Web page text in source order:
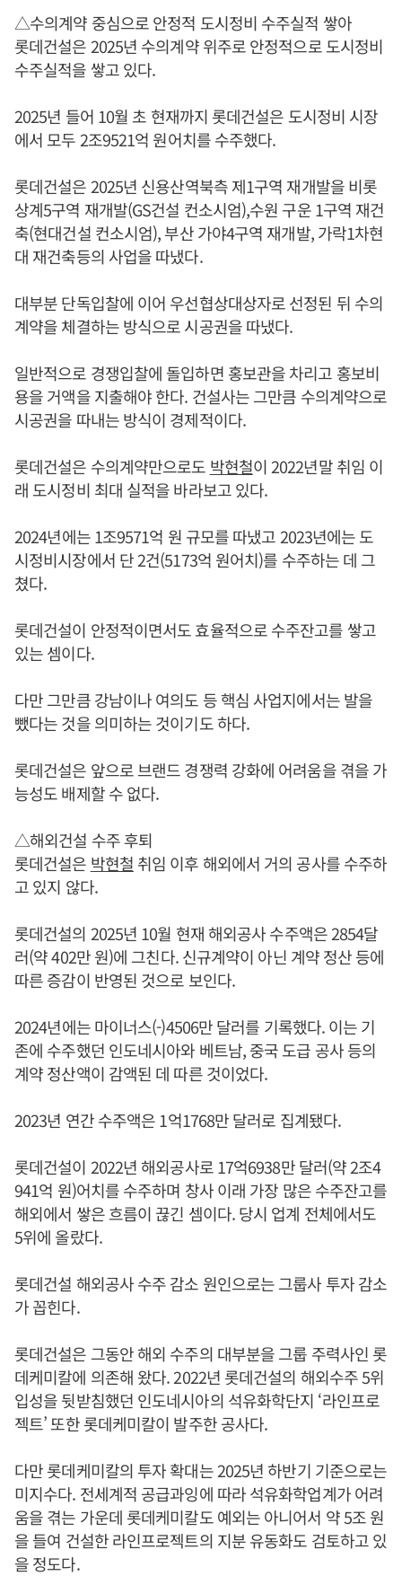
△수의계약 중심으로 안정적 도시정비 수주실적 쌓아
롯데건설은 2025년 수의계약 위주로 안정적으로 도시정비
수주실적을 쌓고 있다.
2025년 들어 10월 초 현재까지 롯데건설은 도시정비 시장
에서 모두 2조9521억 원어치를 수주했다.
롯데건설은 2025년 신용산역북측 제1구역 재개발을 비롯
상계5구역 재개발(GS건설 컨소시엄),수원 구운 1구역 재건
축(현대건설 컨소시엄), 부산 가야4구역 재개발, 가락1차현
대 재건축등의 사업을 따냈다.
대부분 단독입찰에 이어 우선협상대상자로 선정된 뒤 수의
계약을 체결하는 방식으로 시공권을 따냈다.
일반적으로 경쟁입찰에 돌입하면 홍보관을 차리고 홍보비
용을 거액을 지출해야 한다. 건설사는 그만큼 수의계약으로
시공권을 따내는 방식이 경제적이다.
롯데건설은 수의계약만으로도 박현철이 2022년말 취임 이
래 도시정비 최대 실적을 바라보고 있다.
2024년에는 1조9571억 원 규모를 따냈고 2023년에는 도
시정비시장에서 단 2건(5173억 원어치)를 수주하는 데 그
쳤다.
롯데건설이 안정적이면서도 효율적으로 수주잔고를 쌓고
있는 셈이다.
다만 그만큼 강남이나 여의도 등 핵심 사업지에서는 발을
뺐다는 것을 의미하는 것이기도 하다.
롯데건설은 앞으로 브랜드 경쟁력 강화에 어려움을 겪을 가
능성도 배제할 수 없다.
△해외건설 수주 후퇴
롯데건설은 박현철 취임 이후 해외에서 거의 공사를 수주하
고 있지 않다.
롯데건설의 2025년 10월 현재 해외공사 수주액은 2854달
러(약 402만 원)에 그친다. 신규계약이 아닌 계약 정산 등에
따른 증감이 반영된 것으로 보인다.
2024년에는 마이너스(-)4506만 달러를 기록했다. 이는 기
존에 수주했던 인도네시아와 베트남, 중국 도급 공사 등의
계약 정산액이 감액된 데 따른 것이었다.
2023년 연간 수주액은 1억1768만 달러로 집계됐다.
롯데건설이 2022년 해외공사로 17억6938만 달러(약 2조4
941억 원)어치를 수주하며 창사 이래 가장 많은 수주잔고를
해외에서 쌓은 흐름이 끊긴 셈이다. 당시 업계 전체에서도
5위에 올랐다.
롯데건설 해외공사 수주 감소 원인으로는 그룹사 투자 감소
가 꼽힌다.
롯데건설은 그동안 해외 수주의 대부분을 그룹 주력사인 롯
데케미칼에 의존해 왔다. 2022년 롯데건설의 해외수주 5위
입성을 뒷받침했던 인도네시아의 석유화학단지 ‘라인프로
젝트’ 또한 롯데케미칼이 발주한 공사다.
다만 롯데케미칼의 투자 확대는 2025년 하반기 기준으로는
미지수다. 전세계적 공급과잉에 따라 석유화학업계가 어려
움을 겪는 가운데 롯데케미칼도 예외는 아니어서 약 5조 원
을 들여 건설한 라인프로젝트의 지분 유동화도 검토하고 있
을 정도다.